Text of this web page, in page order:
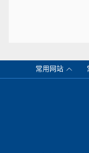
常用网站